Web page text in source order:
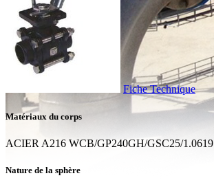
Fiche Technique
Matériaux du corps
ACIER A216 WCB/GP240GH/GSC25/1.0619
Nature de la sphère